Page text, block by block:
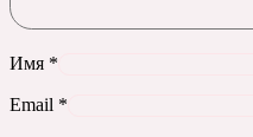
Имя *
Email *